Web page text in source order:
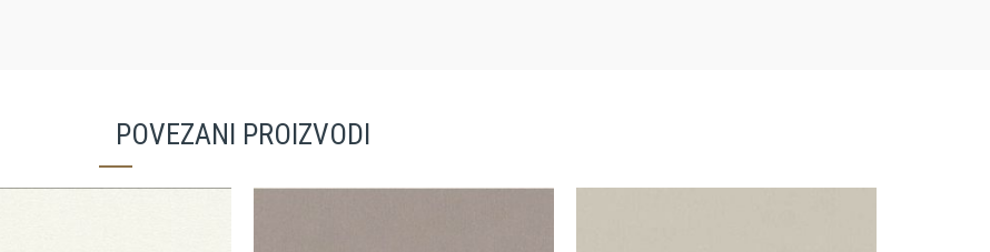
POVEZANI PROIZVODI